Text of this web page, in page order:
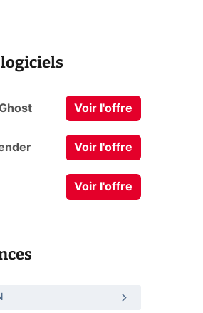
Voir l'offre
Voir l'offre
Voir l'offre